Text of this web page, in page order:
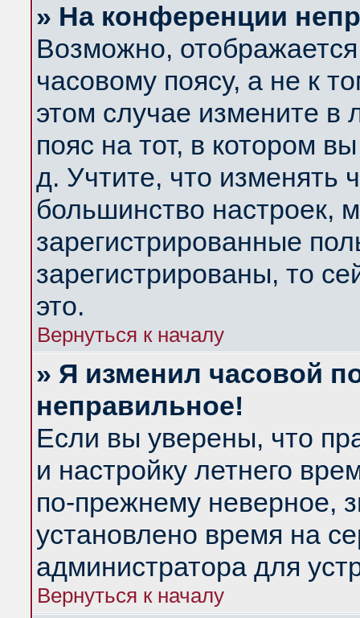
» На конференции
Возможно,
часовому поясу, а не к
этом случае измените в
пояс на тот, в котором
д. Учтите, что изменять
большинство настроек,
зарегистрированные
зарегистрированы, то
это.
Вернуться к началу
» Я изменил часовой
неправильное!
Если вы уверены, что
и настройку летнего
по-прежнему неверное,
установлено время на
администратора для
Вернуться к началу